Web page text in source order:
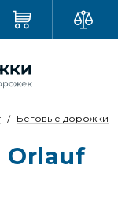
Беговые дорожки
Orlauf